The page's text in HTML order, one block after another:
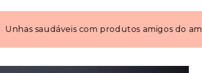
saudáveis com produtos amigos do ambiente